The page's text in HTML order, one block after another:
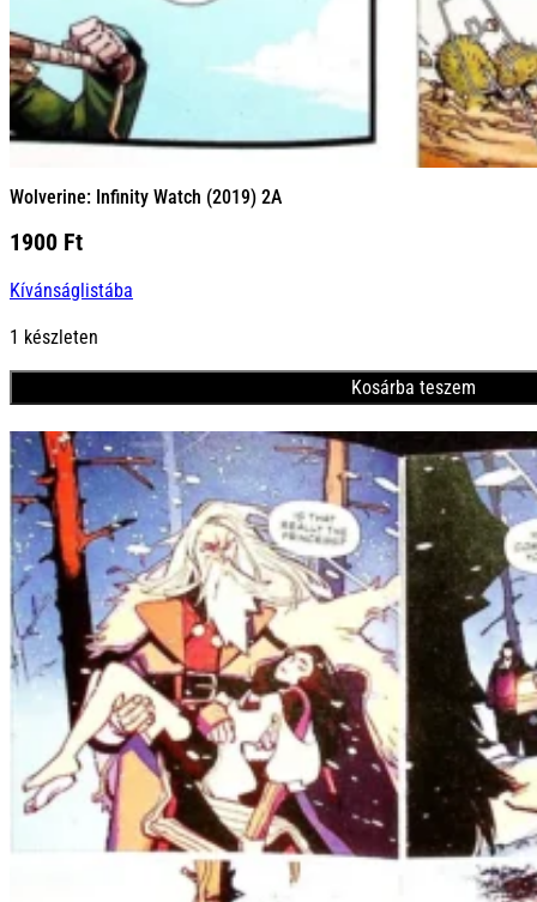
Wolverine: Infinity Watch (2019) 2A
1900 Ft
Kívánságlistába
1 készleten
Kosárba teszem